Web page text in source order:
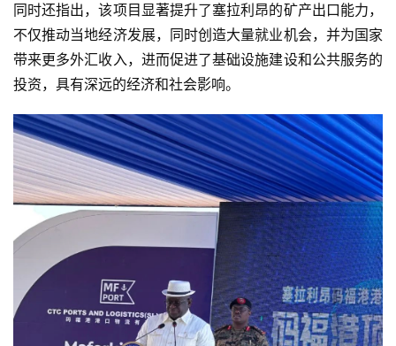
同时还指出，该项目显著提升了塞拉利昂的矿产出口能力，
不仅推动当地经济发展，同时创造大量就业机会，并为国家
带来更多外汇收入，进而促进了基础设施建设和公共服务的
投资，具有深远的经济和社会影响。